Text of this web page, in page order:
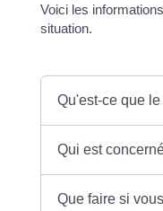
Voici les
situation.
Qu'est-ce que
Qui est
Que faire si